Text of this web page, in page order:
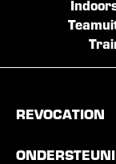
REVOCATION